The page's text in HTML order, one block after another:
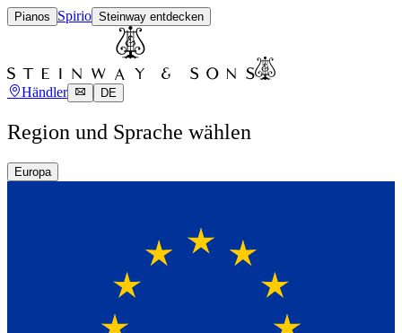
Pianos Spirio Steinway entdecken
Händler DE
Region und Sprache wählen
Europa